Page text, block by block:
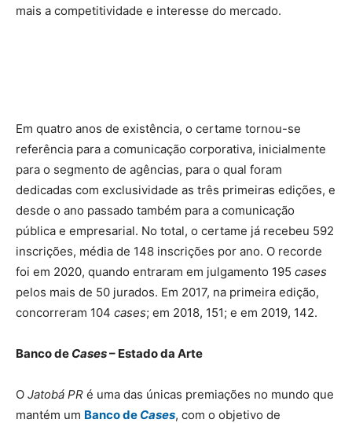
mais a competitividade e interesse do mercado.
Em quatro anos de existência, o certame tornou-se
referência para a comunicação corporativa, inicialmente
para o segmento de agências, para o qual foram
dedicadas com exclusividade as três primeiras edições, e
desde o ano passado também para a comunicação
pública e empresarial. No total, o certame já recebeu 592
inscrições, média de 148 inscrições por ano. O recorde
foi em 2020, quando entraram em julgamento 195 cases
pelos mais de 50 jurados. Em 2017, na primeira edição,
concorreram 104 cases; em 2018, 151; e em 2019, 142.
Banco de Cases– Estado da Arte
O Jatobá PR é uma das únicas premiações no mundo que
mantém um Banco de Cases, com o objetivo de